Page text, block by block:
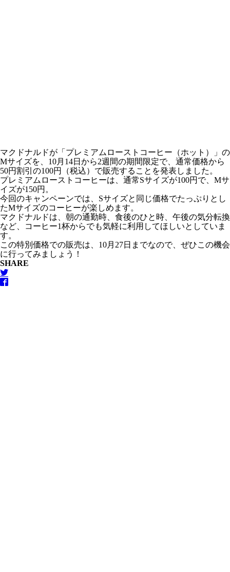
マクドナルドが「プレミアムローストコーヒー（ホット）」の
Mサイズを、10月14日から2週間の期間限定で、通常価格から
50円割引の100円（税込）で販売することを発表しました。
プレミアムローストコーヒーは、通常Sサイズが100円で、Mサ
イズが150円。
今回のキャンペーンでは、Sサイズと同じ価格でたっぷりとし
たMサイズのコーヒーが楽しめます。
マクドナルドは、朝の通勤時、食後のひと時、午後の気分転換
など、コーヒー1杯からでも気軽に利用してほしいとしていま
す。
この特別価格での販売は、10月27日までなので、ぜひこの機会
に行ってみましょう！
SHARE